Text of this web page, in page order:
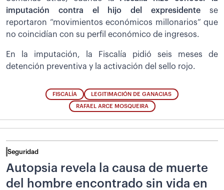
imputación contra el hijo del expresidente se
reportaron “movimientos económicos millonarios” que
no coincidían con su perfil económico de ingresos.
En la imputación, la Fiscalía pidió seis meses de
detención preventiva y la activación del sello rojo.
FISCALÍA LEGITIMACIÓN DE GANACIAS
RAFAEL ARCE MOSQUEIRA
Seguridad
Autopsia revela la causa de muerte
del hombre encontrado sin vida en